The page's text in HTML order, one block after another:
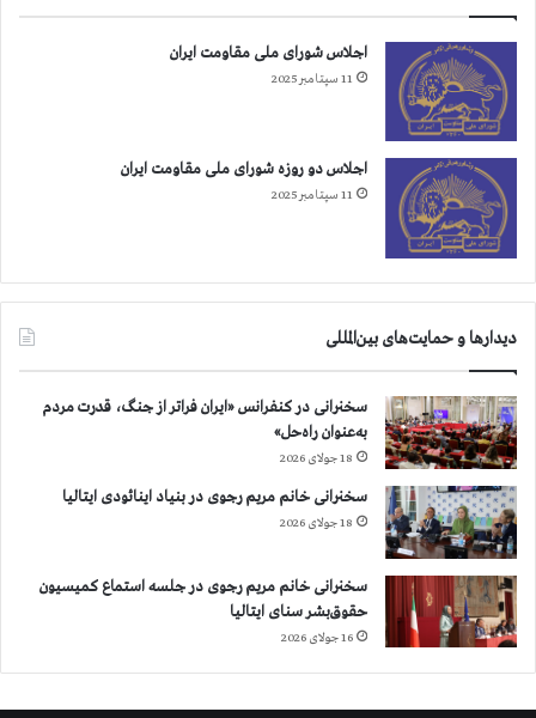
اجلاس شورای ملی مقاومت ایران
11 سپتامبر 2025
اجلاس دو روزه شورای ملی مقاومت ایران
11 سپتامبر 2025
دیدارها و حمایت‌های بین‌المللی
سخنرانی در کنفرانس «ایران فراتر از جنگ، قدرت مردم
به‌عنوان راه‌حل»
18 جولای 2026
سخنرانی خانم مریم رجوی در بنیاد اینائودی ایتالیا
18 جولای 2026
سخنرانی خانم مریم رجوی در جلسه استماع کمیسیون
حقوق‌بشر سنای ایتالیا
16 جولای 2026